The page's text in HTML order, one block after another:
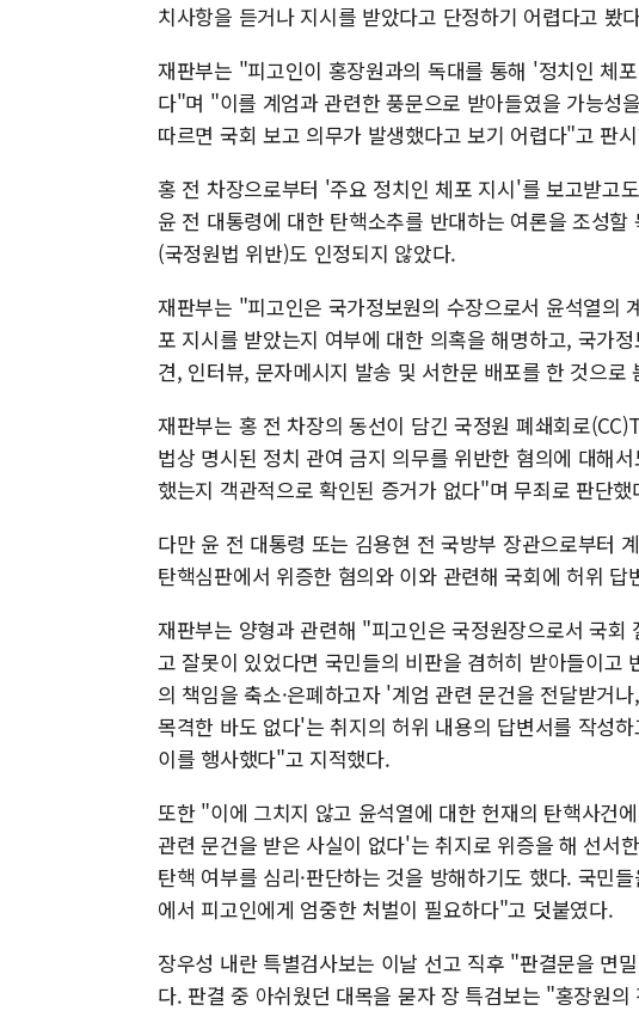
치사항을 듣거나 지시를 받았다고 단정하기 어렵다고 봤
재판부는 "피고인이 홍장원과의 독대를 통해 '정치인 체
다"며 "이를 계엄과 관련한 풍문으로 받아들였을 가능성
따르면 국회 보고 의무가 발생했다고 보기 어렵다"고 판
홍 전 차장으로부터 '주요 정치인 체포 지시'를 보고받고
윤 전 대통령에 대한 탄핵소추를 반대하는 여론을 조성
(국정원법 위반)도 인정되지 않았다.
재판부는 "피고인은 국가정보원의 수장으로서 윤석열의
포 지시를 받았는지 여부에 대한 의혹을 해명하고, 국가
견, 인터뷰, 문자메시지 발송 및 서한문 배포를 한 것으로
재판부는 홍 전 차장의 동선이 담긴 국정원 폐쇄회로
법상 명시된 정치 관여 금지 의무를 위반한 혐의에 대해
했는지 객관적으로 확인된 증거가 없다"며 무죄로 판단했
다만 윤 전 대통령 또는 김용현 전 국방부 장관으로부터
탄핵심판에서 위증한 혐의와 이와 관련해 국회에 허위
재판부는 양형과 관련해 "피고인은 국정원장으로서 국
고 잘못이 있었다면 국민들의 비판을 겸허히 받아들이고
의 책임을 축소·은폐하고자 '계엄 관련 문건을 전달받거
목격한 바도 없다'는 취지의 허위 내용의 답변서를 작성
이를 행사했다"고 지적했다.
또한 "이에 그치지 않고 윤석열에 대한 헌재의 탄핵사건
관련 문건을 받은 사실이 없다'는 취지로 위증을 해 선서
탄핵 여부를 심리·판단하는 것을 방해하기도 했다. 국민
에서 피고인에게 엄중한 처벌이 필요하다"고 덧붙였다.
장우성 내란 특별검사보는 이날 선고 직후 "판결문을 면
다. 판결 중 아쉬웠던 대목을 묻자 장 특검보는 "홍장원